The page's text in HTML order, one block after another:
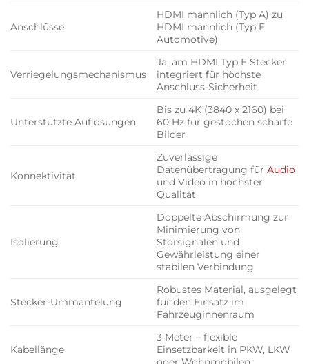
Anschlüsse
HDMI männlich (Typ A) zu
HDMI männlich (Typ E
Automotive)
Verriegelungsmechanismus
Ja, am HDMI Typ E Stecker
integriert für höchste
Anschluss-Sicherheit
Unterstützte Auflösungen
Bis zu 4K (3840 x 2160) bei
60 Hz für gestochen scharfe
Bilder
Konnektivität
Zuverlässige
Datenübertragung fürAudio
und Video in höchster
Qualität
Isolierung
Doppelte Abschirmung zur
Minimierung von
Störsignalen und
Gewährleistung einer
stabilen Verbindung
Stecker-Ummantelung
Robustes Material, ausgelegt
für den Einsatz im
Fahrzeuginnenraum
Kabellänge
3 Meter – flexible
Einsetzbarkeit in PKW, LKW